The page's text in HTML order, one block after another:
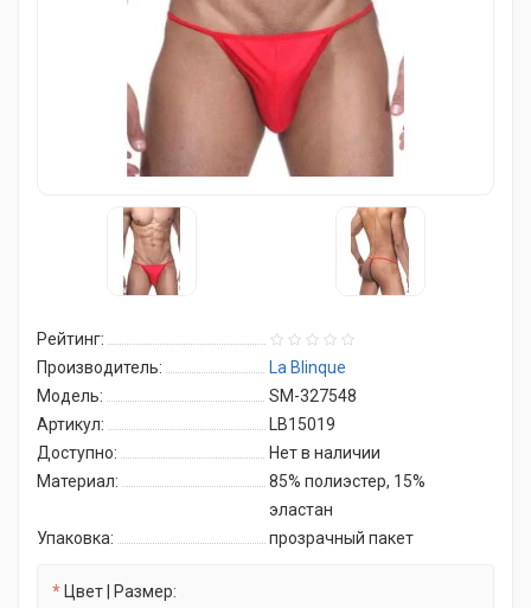
Рейтинг:
Производитель:
La Blinque
Модель:
SM-327548
Артикул:
LB15019
Доступно:
Нет в наличии
Материал:
85% полиэстер, 15%
эластан
Упаковка:
прозрачный пакет
Цвет | Размер: